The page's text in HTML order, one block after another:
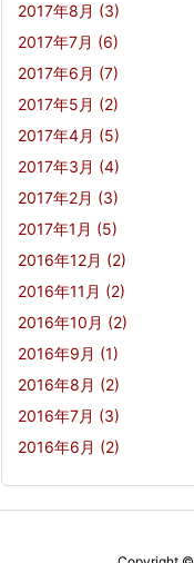
2017年8月 (3)
2017年7月 (6)
2017年6月 (7)
2017年5月 (2)
2017年4月 (5)
2017年3月 (4)
2017年2月 (3)
2017年1月 (5)
2016年12月 (2)
2016年11月 (2)
2016年10月 (2)
2016年9月 (1)
2016年8月 (2)
2016年7月 (3)
2016年6月 (2)